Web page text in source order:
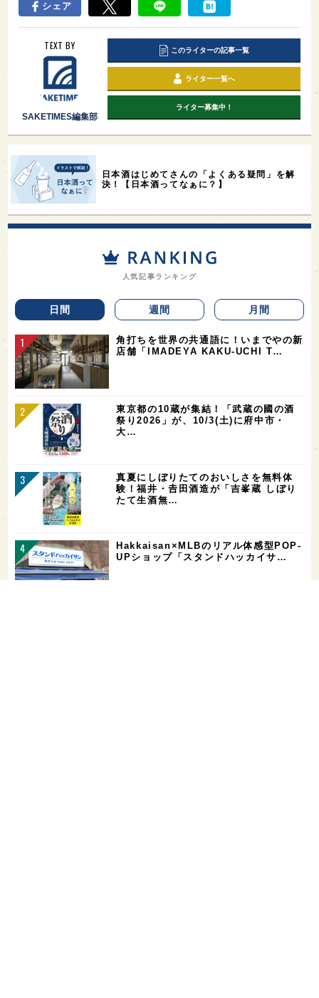
シェア
TEXT BY
SAKETIMES編集部
このライターの記事一覧
ライター一覧へ
ライター募集中！
日本酒はじめてさんの「よくある疑問」を解
決！【日本酒ってなぁに？】
人気記事ランキング
日間 週間 月間
角打ちを世界の共通語に！いまでやの新
店舗「IMADEYA KAKU-UCHI T…
東京都の10蔵が集結！「武蔵の國の酒
祭り2026」が、10/3(土)に府中市・
大…
真夏にしぼりたてのおいしさを無料体
験！福井・𠮷田酒造が「吉峯蔵 しぼり
たて生酒無…
Hakkaisan×MLBのリアル体感型POP-
UPショップ「スタンドハッカイサ…